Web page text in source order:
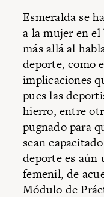
Esmeralda se
a la mujer en
más allá al
deporte, como
implicaciones
pues las
hierro, entre
pugnado para
sean
deporte es aún
femenil, de
Módulo de